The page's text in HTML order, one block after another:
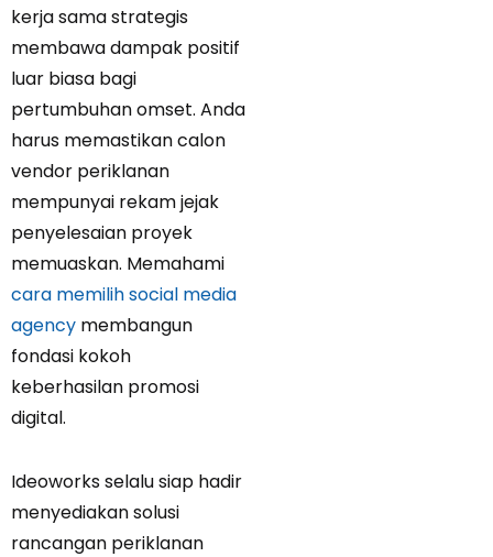
kerja sama strategis
membawa dampak positif
luar biasa bagi
pertumbuhan omset. Anda
harus memastikan calon
vendor periklanan
mempunyai rekam jejak
penyelesaian proyek
memuaskan. Memahami
cara memilih social media
agency membangun
fondasi kokoh
keberhasilan promosi
digital.
Ideoworks selalu siap hadir
menyediakan solusi
rancangan periklanan